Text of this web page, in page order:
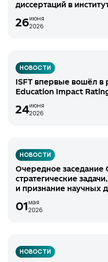
диссертаций в
26июня
2026
НОВОСТИ
ISFT впервые вошёл в
Education Impact
24июня
2026
НОВОСТИ
Очередное заседание
стратегические
и признание научных
01 мая
2026
НОВОСТИ